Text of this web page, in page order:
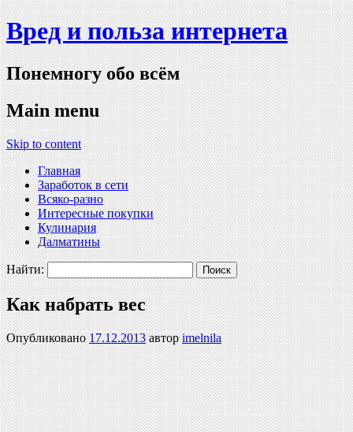
Вред и польза интернета
Понемногу обо всём
Main menu
Skip to content
Главная
Заработок в сети
Всяко-разно
Интересные покупки
Кулинария
Далматины
Найти:
Как набрать вес
Опубликовано 17.12.2013 автор imelnila